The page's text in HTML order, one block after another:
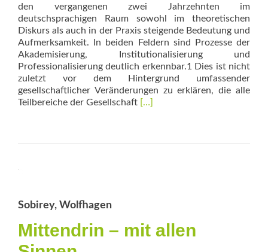
den vergangenen zwei Jahrzehnten im
deutschsprachigen Raum sowohl im theoretischen
Diskurs als auch in der Praxis steigende Bedeutung und
Aufmerksamkeit. In beiden Feldern sind Prozesse der
Akademisierung, Institutionalisierung und
Professionalisierung deutlich erkennbar.1 Dies ist nicht
zuletzt vor dem Hintergrund umfassender
gesellschaftlicher Veränderungen zu erklären, die alle
Teilbereiche der Gesellschaft Read
[…]
Sobirey, Wolfhagen
Mittendrin – mit allen